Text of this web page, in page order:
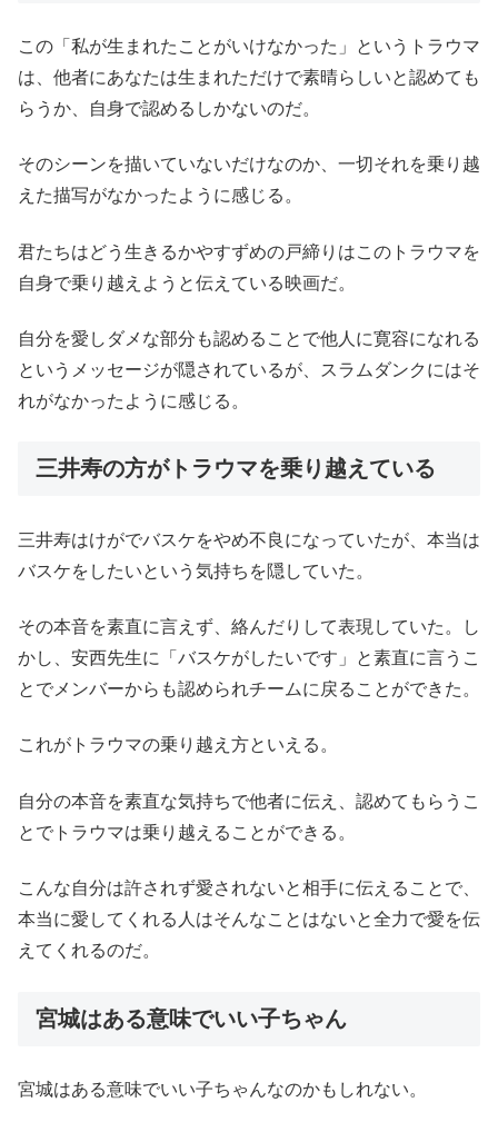
この「私が生まれたことがいけなかった」というトラウマ
は、他者にあなたは生まれただけで素晴らしいと認めても
らうか、自身で認めるしかないのだ。
そのシーンを描いていないだけなのか、一切それを乗り越
えた描写がなかったように感じる。
君たちはどう生きるかやすずめの戸締りはこのトラウマを
自身で乗り越えようと伝えている映画だ。
自分を愛しダメな部分も認めることで他人に寛容になれる
というメッセージが隠されているが、スラムダンクにはそ
れがなかったように感じる。
三井寿の方がトラウマを乗り越えている
三井寿はけがでバスケをやめ不良になっていたが、本当は
バスケをしたいという気持ちを隠していた。
その本音を素直に言えず、絡んだりして表現していた。し
かし、安西先生に「バスケがしたいです」と素直に言うこ
とでメンバーからも認められチームに戻ることができた。
これがトラウマの乗り越え方といえる。
自分の本音を素直な気持ちで他者に伝え、認めてもらうこ
とでトラウマは乗り越えることができる。
こんな自分は許されず愛されないと相手に伝えることで、
本当に愛してくれる人はそんなことはないと全力で愛を伝
えてくれるのだ。
宮城はある意味でいい子ちゃん
宮城はある意味でいい子ちゃんなのかもしれない。